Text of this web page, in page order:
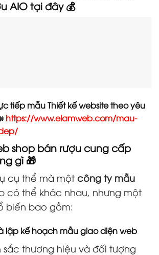
AIO tại đây 💰
tiếp mẫu Thiết kế website theo yêu
https://www.elamweb.com/mau-
shop bán rượu cung cấp
gì 🎁
cụ thể mà một công ty mẫu
có thể khác nhau, nhưng một
biến bao gồm:
lập kế hoạch mẫu giao diện web
sắc thương hiệu và đối tượng